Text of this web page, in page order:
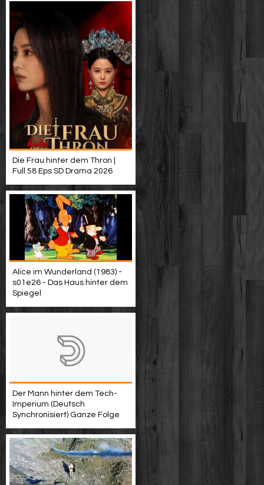
Die Frau hinter dem Thron |
Full 58 Eps SD Drama 2026
Alice im Wunderland (1983) -
s01e26 - Das Haus hinter dem
Spiegel
Der Mann hinter dem Tech-
Imperium (Deutsch
Synchronisiert) Ganze Folge